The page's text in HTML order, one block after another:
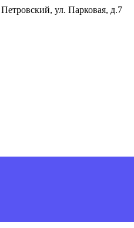
ул. Парковая, д.7